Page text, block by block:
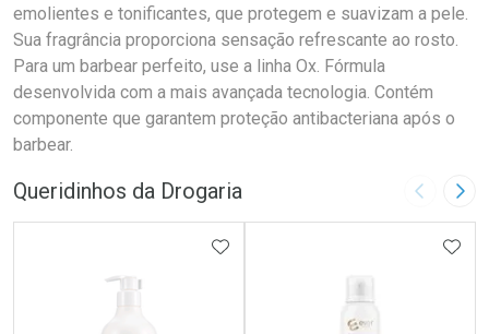
emolientes e tonificantes, que protegem e suavizam a pele.
Sua fragrância proporciona sensação refrescante ao rosto.
Para um barbear perfeito, use a linha Ox. Fórmula
desenvolvida com a mais avançada tecnologia. Contém
componente que garantem proteção antibacteriana após o
barbear.
Queridinhos da Drogaria Imagem
ADICIONAR AOS FAVORITOS